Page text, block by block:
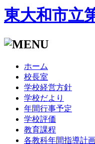
東大和市立
ホーム
校長室
学校経営方針
学校だより
年間行事予定
学校評価
教育課程
各教科年間指導計